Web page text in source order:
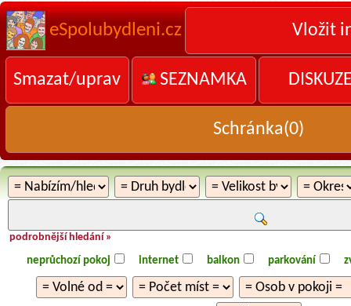
eSpolubydleni.cz Vložit
Smazat/uprav SEZNAMKA
Schránka(0)
podrobnější hledání »
neprůchozí pokoj internet balkon parkování